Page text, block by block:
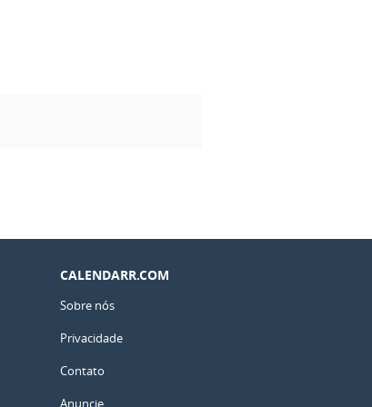
CALENDARR.COM
Sobre nós
Privacidade
Contato
Anuncie